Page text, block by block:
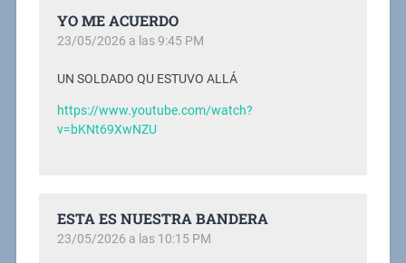
YO ME ACUERDO
23/05/2026 a las 9:45 PM
UN SOLDADO QU ESTUVO ALLÁ
https://www.youtube.com/watch?
v=bKNt69XwNZU
ESTA ES NUESTRA BANDERA
23/05/2026 a las 10:15 PM